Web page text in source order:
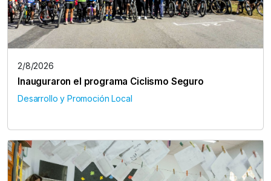
2/8/2026
Inauguraron el programa Ciclismo Seguro
Desarrollo y Promoción Local